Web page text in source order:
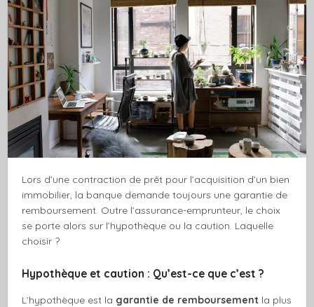
Lors d’une contraction de prêt pour l’acquisition d’un bien
immobilier, la banque demande toujours une garantie de
remboursement. Outre l’assurance-emprunteur, le choix
se porte alors sur l’hypothèque ou la caution. Laquelle
choisir ?
Hypothèque et caution : Qu’est-ce que c’est ?
L’hypothèque est la garantie de remboursement la plus